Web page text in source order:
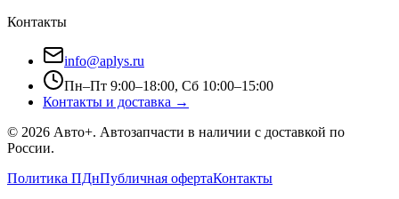
Контакты
info@aplys.ru
Пн–Пт 9:00–18:00, Сб 10:00–15:00
Контакты и доставка →
© 2026 Авто+. Автозапчасти в наличии с доставкой по
России.
Политика ПДнПубличная офертаКонтакты